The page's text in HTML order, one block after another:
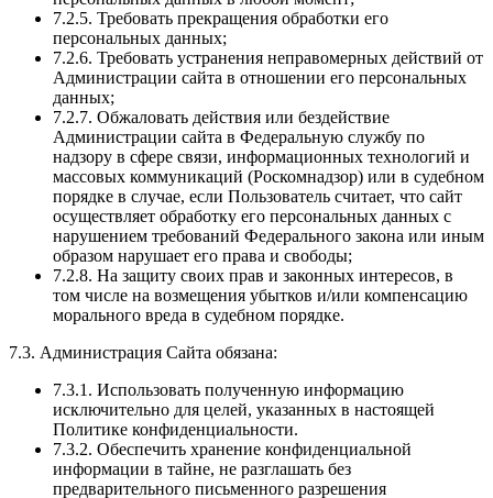
7.2.5. Требовать прекращения обработки его
персональных данных;
7.2.6. Требовать устранения неправомерных действий от
Администрации сайта в отношении его персональных
данных;
7.2.7. Обжаловать действия или бездействие
Администрации сайта в Федеральную службу по
надзору в сфере связи, информационных технологий и
массовых коммуникаций (Роскомнадзор) или в судебном
порядке в случае, если Пользователь считает, что сайт
осуществляет обработку его персональных данных с
нарушением требований Федерального закона или иным
образом нарушает его права и свободы;
7.2.8. На защиту своих прав и законных интересов, в
том числе на возмещения убытков и/или компенсацию
морального вреда в судебном порядке.
7.3. Администрация Сайта обязана:
7.3.1. Использовать полученную информацию
исключительно для целей, указанных в настоящей
Политике конфиденциальности.
7.3.2. Обеспечить хранение конфиденциальной
информации в тайне, не разглашать без
предварительного письменного разрешения